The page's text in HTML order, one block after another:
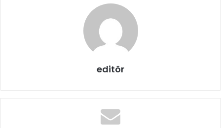
temizlemek için tonik kullanmayı unutmayın.
cildi renklendiren maske
solgun ciltler için maske
editör